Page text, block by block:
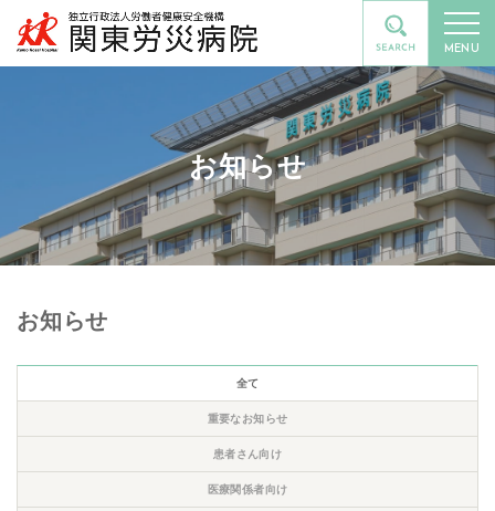
MENU
お知らせ
お知らせ
全て
重要なお知らせ
患者さん向け
医療関係者向け